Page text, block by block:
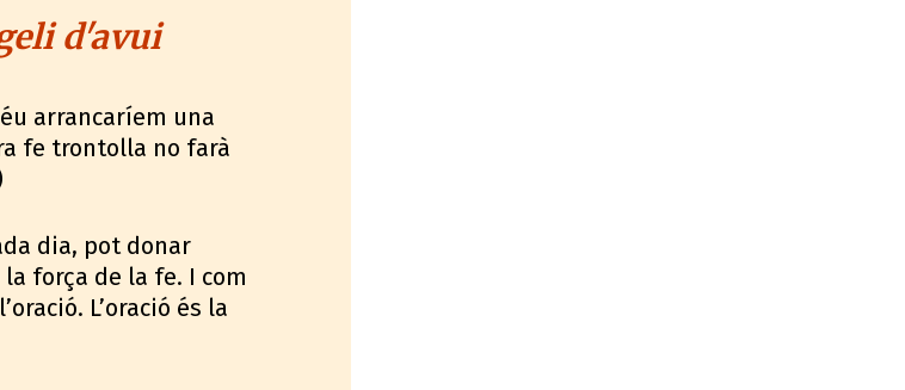
d'avui
arrancaríem una
fe trontolla no farà
dia, pot donar
força de la fe. I com
L’oració és la